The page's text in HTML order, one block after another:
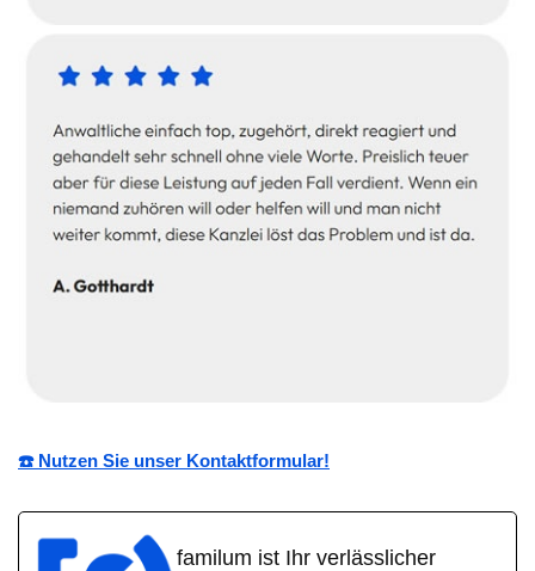
☎️ Nutzen Sie unser Kontaktformular!
familum ist Ihr verlässlicher